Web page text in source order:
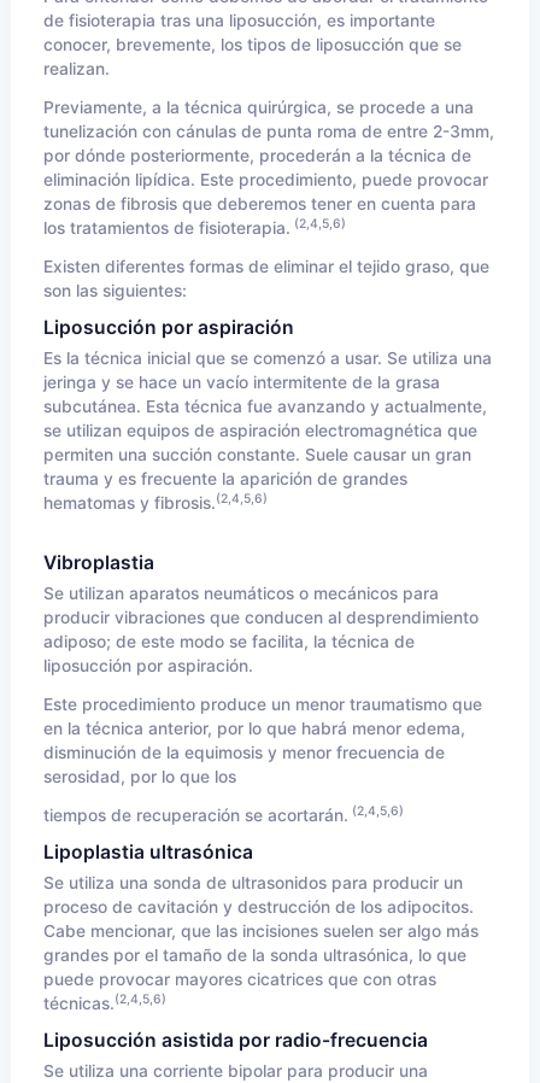
de fisioterapia tras una liposucción, es importante
conocer, brevemente, los tipos de liposucción que se
realizan.
Previamente, a la técnica quirúrgica, se procede a una
tunelización con cánulas de punta roma de entre 2-3mm,
por dónde posteriormente, procederán a la técnica de
eliminación lipídica. Este procedimiento, puede provocar
zonas de fibrosis que deberemos tener en cuenta para
los tratamientos de fisioterapia. (2,4,5,6)
Existen diferentes formas de eliminar el tejido graso, que
son las siguientes:
Liposucción por aspiración
Es la técnica inicial que se comenzó a usar. Se utiliza una
jeringa y se hace un vacío intermitente de la grasa
subcutánea. Esta técnica fue avanzando y actualmente,
se utilizan equipos de aspiración electromagnética que
permiten una succión constante. Suele causar un gran
trauma y es frecuente la aparición de grandes
hematomas y fibrosis.(2,4,5,6)
Vibroplastia
Se utilizan aparatos neumáticos o mecánicos para
producir vibraciones que conducen al desprendimiento
adiposo; de este modo se facilita, la técnica de
liposucción por aspiración.
Este procedimiento produce un menor traumatismo que
en la técnica anterior, por lo que habrá menor edema,
disminución de la equimosis y menor frecuencia de
serosidad, por lo que los
tiempos de recuperación se acortarán. (2,4,5,6)
Lipoplastia ultrasónica
Se utiliza una sonda de ultrasonidos para producir un
proceso de cavitación y destrucción de los adipocitos.
Cabe mencionar, que las incisiones suelen ser algo más
grandes por el tamaño de la sonda ultrasónica, lo que
puede provocar mayores cicatrices que con otras
técnicas.(2,4,5,6)
Liposucción asistida por radio-frecuencia
Se utiliza una corriente bipolar para producir una